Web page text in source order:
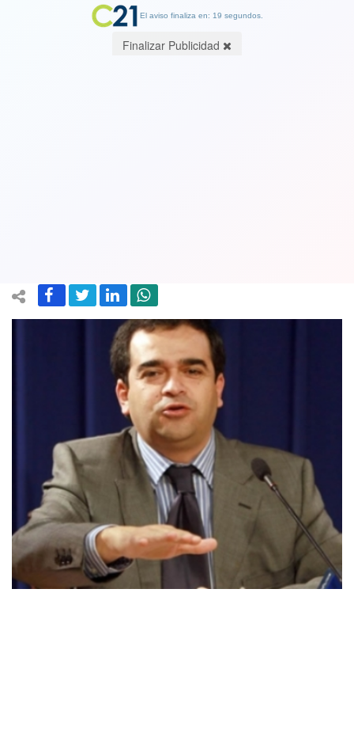
El aviso finaliza en: 19 segundos.
Finalizar Publicidad